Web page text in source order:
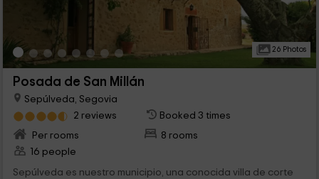
26 Photos
Posada de San Millán
Sepúlveda, Segovia
2 reviews
Booked 3 times
Per rooms
8 rooms
16 people
Sepúlveda es nuestro municipio, una conocida villa de corte